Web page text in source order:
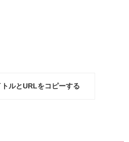
ルとURLをコピーする